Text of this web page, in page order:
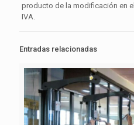
producto de la modificación en
IVA.
Entradas relacionadas